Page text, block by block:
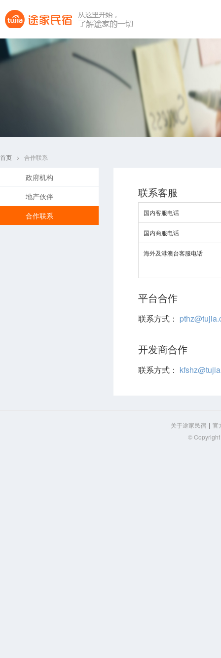
首页 > 合作联系
政府机构
地产伙伴
合作联系
联系客服
国内客服电话
国内商服电话
海外及港澳台客服电话
平台合作
联系方式：
开发商合作
联系方式：
关于途家民宿 | 官
©